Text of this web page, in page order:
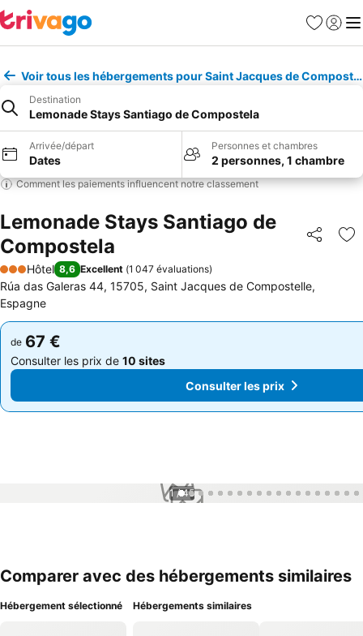
Favoris
Se
Voir tous les hébergements pour Saint Jacques de
Destination
Lemonade Stays Santiago de Compostela
Arrivée/départ
Dates
Personnes et chambres
2 personnes, 1 chambre
Comment les paiements influencent notre classement
Lemonade Stays Santiago de
Compostela
Partager
3 Étoiles
Hôtel 8,6 Excellent (1 047 évaluations)
Rúa das Galeras 44, 15705, Saint Jacques de Compostelle,
Espagne
de 67 €
Consulter les prix de 10 sites
Consulter les prix
de 67 €
Consulter les prix de 10 sites
Consulter les prix
1 / 45
Comparer avec des hébergements similaires
Hébergement sélectionné Hébergements similaires